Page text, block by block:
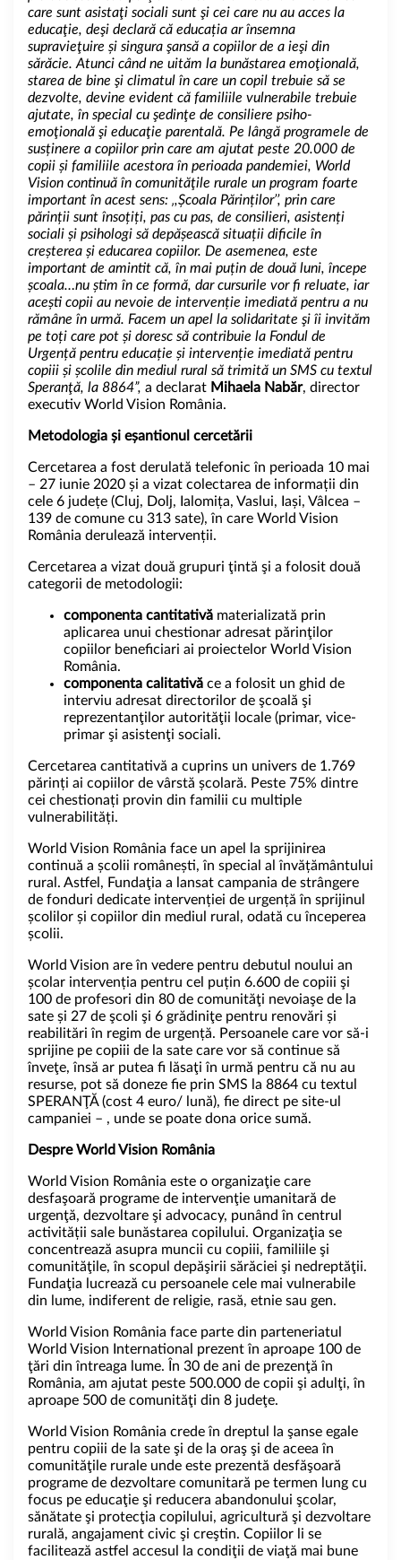
care sunt asistaţi sociali sunt şi cei care nu au acces la
educaţie, deşi declară că educația ar însemna
supravieţuire și singura şansă a copiilor de a ieşi din
sărăcie. Atunci când ne uităm la bunăstarea emoţională,
starea de bine şi climatul în care un copil trebuie să se
dezvolte, devine evident că familiile vulnerabile trebuie
ajutate, în special cu şedinţe de consiliere psiho-
emoţională şi educaţie parentală. Pe lângă programele de
susținere a copiilor prin care am ajutat peste 20.000 de
copii și familiile acestora în perioada pandemiei, World
Vision continuă în comunităţile rurale un program foarte
important în acest sens: ‚,Școala Părinților’’, prin care
părinții sunt însoțiți, pas cu pas, de consilieri, asistenți
sociali și psihologi să depășească situații dificile în
creșterea și educarea copiilor. De asemenea, este
important de amintit că, în mai puțin de două luni, începe
școala…nu știm în ce formă, dar cursurile vor fi reluate, iar
acești copii au nevoie de intervenție imediată pentru a nu
rămâne în urmă. Facem un apel la solidaritate şi îi invităm
pe toți care pot și doresc să contribuie la Fondul de
Urgență pentru educație și intervenție imediată pentru
copiii și școlile din mediul rural să trimită un SMS cu textul
Speranţă, la 8864”, a declarat Mihaela Nabăr, director
executiv World Vision România.
Metodologia și eșantionul cercetării
Cercetarea a fost derulată telefonic în perioada 10 mai
– 27 iunie 2020 și a vizat colectarea de informații din
cele 6 județe (Cluj, Dolj, Ialomița, Vaslui, Iași, Vâlcea –
139 de comune cu 313 sate), în care World Vision
România derulează intervenții.
Cercetarea a vizat două grupuri ţintă şi a folosit două
categorii de metodologii:
componenta cantitativă materializată prin
aplicarea unui chestionar adresat părinţilor
copiilor beneficiari ai proiectelor World Vision
România.
componenta calitativă ce a folosit un ghid de
interviu adresat directorilor de şcoală şi
reprezentanţilor autorităţii locale (primar, vice-
primar şi asistenţi sociali.
Cercetarea cantitativă a cuprins un univers de 1.769
părinți ai copiilor de vârstă școlară. Peste 75% dintre
cei chestionați provin din familii cu multiple
vulnerabilități.
World Vision România face un apel la sprijinirea
continuă a școlii românești, în special al învățământului
rural. Astfel, Fundaţia a lansat campania de strângere
de fonduri dedicate intervenției de urgență în sprijinul
școlilor și copiilor din mediul rural, odată cu începerea
școlii.
World Vision are în vedere pentru debutul noului an
școlar intervenția pentru cel puțin 6.600 de copiii şi
100 de profesori din 80 de comunităţi nevoiaşe de la
sate și 27 de şcoli şi 6 grădiniţe pentru renovări și
reabilitări în regim de urgență. Persoanele care vor să-i
sprijine pe copiii de la sate care vor să continue să
înveţe, însă ar putea fi lăsaţi în urmă pentru că nu au
resurse, pot să doneze fie prin SMS la 8864 cu textul
SPERANŢĂ (cost 4 euro/ lună), fie direct pe site-ul
campaniei – , unde se poate dona orice sumă.
Despre World Vision România
World Vision România este o organizaţie care
desfaşoară programe de intervenţie umanitară de
urgenţă, dezvoltare şi advocacy, punând în centrul
activității sale bunăstarea copilului. Organizaţia se
concentrează asupra muncii cu copiii, familiile şi
comunităţile, în scopul depăşirii sărăciei şi nedreptăţii.
Fundaţia lucrează cu persoanele cele mai vulnerabile
din lume, indiferent de religie, rasă, etnie sau gen.
World Vision România face parte din parteneriatul
World Vision International prezent în aproape 100 de
ţări din întreaga lume. În 30 de ani de prezenţă în
România, am ajutat peste 500.000 de copii şi adulţi, în
aproape 500 de comunităţi din 8 judeţe.
World Vision România crede în dreptul la şanse egale
pentru copiii de la sate şi de la oraş şi de aceea în
comunităţile rurale unde este prezentă desfăşoară
programe de dezvoltare comunitară pe termen lung cu
focus pe educaţie şi reducera abandonului şcolar,
sănătate şi protecţia copilului, agricultură şi dezvoltare
rurală, angajament civic şi creştin. Copiilor li se
facilitează astfel accesul la condiţii de viaţă mai bune